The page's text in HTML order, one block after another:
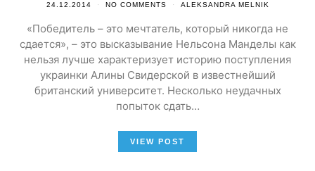
24.12.2014 NO COMMENTS ALEKSANDRA MELNIK
«Победитель – это мечтатель, который никогда не
сдается», – это высказывание Нельсона Манделы как
нельзя лучше характеризует историю поступления
украинки Алины Свидерской в известнейший
британский университет. Несколько неудачных
попыток сдать…
VIEW POST